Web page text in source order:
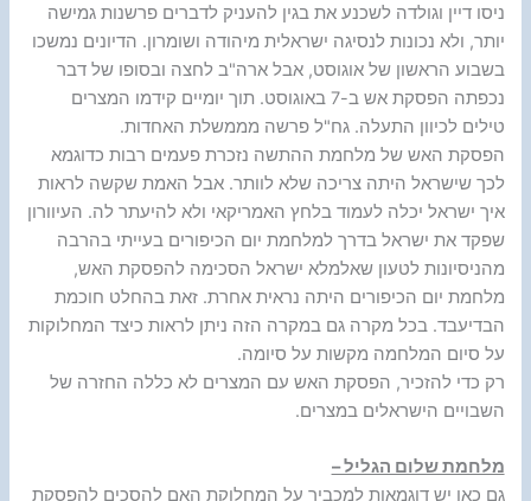
ניסו דיין וגולדה לשכנע את בגין להעניק לדברים פרשנות גמישה
יותר, ולא נכונות לנסיגה ישראלית מיהודה ושומרון. הדיונים נמשכו
בשבוע הראשון של אוגוסט, אבל ארה"ב לחצה ובסופו של דבר
נכפתה הפסקת אש ב-7 באוגוסט. תוך יומיים קידמו המצרים
טילים לכיוון התעלה. גח"ל פרשה מממשלת האחדות.
הפסקת האש של מלחמת ההתשה נזכרת פעמים רבות כדוגמא
לכך שישראל היתה צריכה שלא לוותר. אבל האמת שקשה לראות
איך ישראל יכלה לעמוד בלחץ האמריקאי ולא להיעתר לה. העיוורון
שפקד את ישראל בדרך למלחמת יום הכיפורים בעייתי בהרבה
מהניסיונות לטעון שאלמלא ישראל הסכימה להפסקת האש,
מלחמת יום הכיפורים היתה נראית אחרת. זאת בהחלט חוכמת
הבדיעבד. בכל מקרה גם במקרה הזה ניתן לראות כיצד המחלוקות
על סיום המלחמה מקשות על סיומה.
רק כדי להזכיר, הפסקת האש עם המצרים לא כללה החזרה של
השבויים הישראלים במצרים.
מלחמת שלום הגליל –
גם כאן יש דוגמאות למכביר על המחלוקת האם להסכים להפסקת